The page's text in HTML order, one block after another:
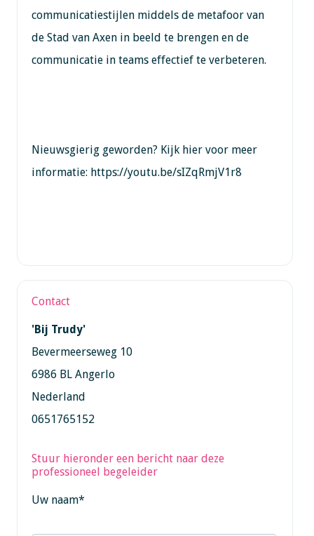
communicatiestijlen middels de metafoor van
de Stad van Axen in beeld te brengen en de
communicatie in teams effectief te verbeteren.
Nieuwsgierig geworden? Kijk hier voor meer
informatie: https://youtu.be/sIZqRmjV1r8
Contact
'Bij Trudy'
Bevermeerseweg 10
6986 BL Angerlo
Nederland
0651765152
Stuur hieronder een bericht naar deze
professioneel begeleider
Uw naam*